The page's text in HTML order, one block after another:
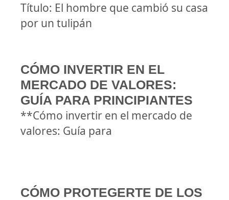
Título: El hombre que cambió su casa
por un tulipán
CÓMO INVERTIR EN EL
MERCADO DE VALORES:
GUÍA PARA PRINCIPIANTES
**Cómo invertir en el mercado de
valores: Guía para
CÓMO PROTEGERTE DE LOS